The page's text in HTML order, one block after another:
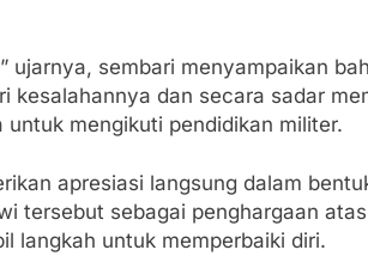
ujarnya, sembari menyampaikan
kesalahannya dan secara sadar
mengikuti pendidikan militer.
apresiasi langsung dalam
tersebut sebagai penghargaan atas
langkah untuk memperbaiki diri.